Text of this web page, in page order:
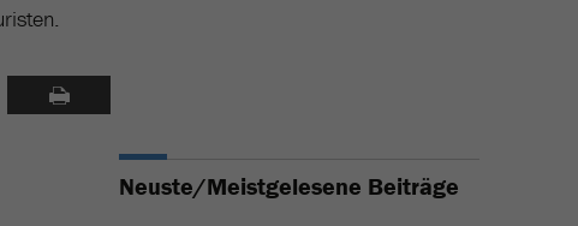
Neuste/Meistgelesene Beiträge